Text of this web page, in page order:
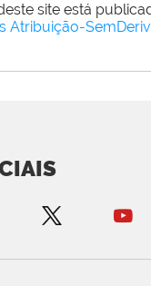
site está
Atribuição-